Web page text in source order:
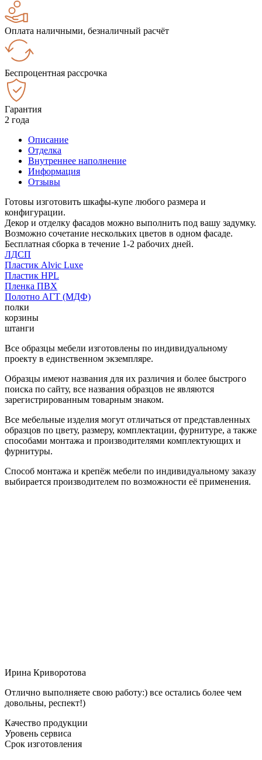
Оплата наличными, безналичный расчёт
Беспроцентная рассрочка
Гарантия
2 года
Описание
Отделка
Внутреннее наполнение
Информация
Отзывы
Готовы изготовить шкафы-купе любого размера и
конфигурации.
Декор и отделку фасадов можно выполнить под вашу задумку.
Возможно сочетание нескольких цветов в одном фасаде.
Бесплатная сборка в течение 1-2 рабочих дней.
ЛДСП
Пластик Alvic Luxe
Пластик HPL
Пленка ПВХ
Полотно АГТ (МДФ)
полки
корзины
штанги
Все образцы мебели изготовлены по индивидуальному
проекту в единственном экземпляре.
Образцы имеют названия для их различия и более быстрого
поиска по сайту, все названия образцов не являются
зарегистрированным товарным знаком.
Все мебельные изделия могут отличаться от представленных
образцов по цвету, размеру, комплектации, фурнитуре, а также
способами монтажа и производителями комплектующих и
фурнитуры.
Способ монтажа и крепёж мебели по индивидуальному заказу
выбирается производителем по возможности её применения.
Ирина Криворотова
Отлично выполняете свою работу:) все остались более чем
довольны, респект!)
Качество продукции
Уровень сервиса
Срок изготовления